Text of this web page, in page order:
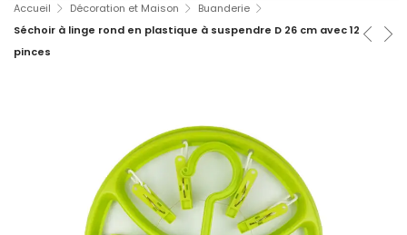
Accueil Décoration et Maison
Buanderie
Séchoir à linge rond en plastique à suspendre D 26 cm avec 12
pinces